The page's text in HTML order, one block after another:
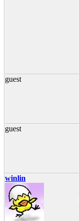
guest
guest
winlin